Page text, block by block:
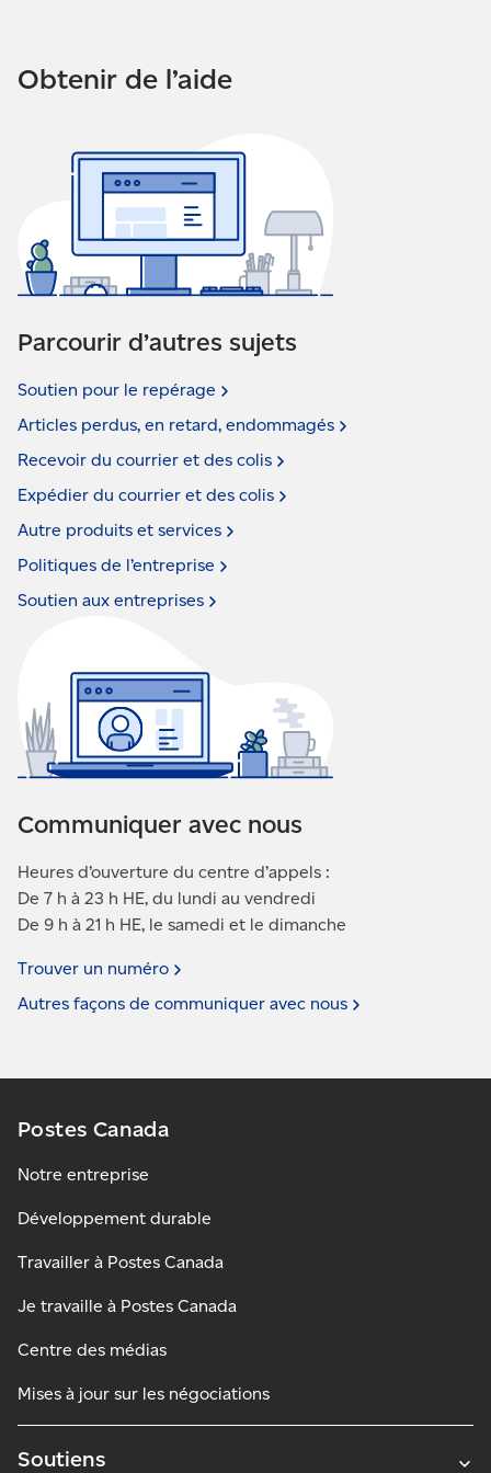
Obtenir de l’aide
Parcourir d’autres sujets
Soutien pour le repérage
Articles perdus, en retard, endommagés
Recevoir du courrier et des colis
Expédier du courrier et des colis
Autre produits et services
Politiques de l’entreprise
Soutien aux entreprises
Communiquer avec nous
Heures d’ouverture du centre d’appels :
De 7 h à 23 h HE, du lundi au vendredi
De 9 h à 21 h HE, le samedi et le dimanche
Trouver un numéro
Autres façons de communiquer avec nous
Postes Canada
Notre entreprise
Développement durable
Travailler à Postes Canada
Je travaille à Postes Canada
Centre des médias
Mises à jour sur les négociations
Soutiens